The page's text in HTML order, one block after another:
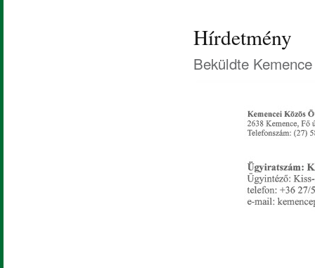
Hírdetmény
Beküldte